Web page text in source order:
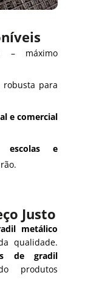
– máximo
para
e comercial
escolas e
Justo
metálico
qualidade.
de gradil
produtos